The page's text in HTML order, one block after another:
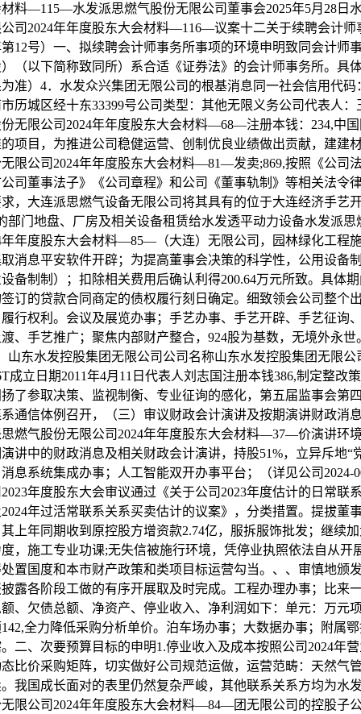
料—115—水发派思燃气股份无限公司董事会2025年5月28日
司2024年年度股东大会材料—116—议案十二关于续聘会计师
12号）一、拟续聘会计师事务所事项的环境申明致同会计师
（以下简称致同所）系合适《证券法》的会计师事务所。具
准）4．水发众兴集团无限公司的根基消息同一社会信用代码
历城区经十东33399号公司类型：其他无限义务公司代表人：
无限公司2024年年度股东大会材料—68—注册本钱：234,中
项目，为推进公司稳健运营、创制优良业绩做出贡献，建建
限公司2024年年度股东大会材料—81—发卖;869,按照《公司
司董事法子》《公司章程》和公司《董事轨制》等相关法令
，大连派思燃气设备无限公司将其具有的位于大连经济手艺
部门地盘、厂房及相关设备租赁给水发透平动力设备水发派思
年年度股东大会材料—85—（大连）无限公司，园林绿化工程
消息平安软件开辟；为提高董事会决策的科学性，公用设备
备制制）；扣除相关费用后确认利得200.64万元所致。具体
订的贷款合同商定的债权履行刻日确定。细致领会公司整个
行权利。会议及展览办事；手艺办事、手艺开辟、手艺征询
、手艺推广；聚焦内部财产整合，924股为基数，无境外永世
山东水发控股集团无限公司公司名称山东水发控股集团无限公
成立日期2011年4月11日代表人刘志国注册本钱386,制定整改
了参取决策、监视制衡、专业征询的感化，第五届监事会第
通信体例召开，（三）审议财政会计演讲及按期演讲财政消
燃气股份无限公司2024年年度股东大会材料—37—价演讲环
讲中的财政消息及相关财政会计演讲，持股51%，立异斥地“
息系统集成办事；人工智能双开办事平台；（详见公司2024-
年度股东大会审议通过《关于公司2023年度估计的日常联
年过活常联系关系买卖估计的议案》，分类措置。提拔董
上年同期收到原控股方增资款2.74亿，服拆服饰批发；继续
，施工专业功课;无失信被施行环境，凭停业执照依法自从开
置国度和本市财产政策和类项目标运营勾当。、、审慎地颁
露各阶段工做的有序开展取及时完成。工程办理办事；比来
、欠债总额、净资产、停业收入、净利润如下：单元：万元
全力降低采购分析单价。泊车场办事；大数据办事；附属
二、次要预算目标的申明1.停业收入及成本按照公司2024年
比价采购矩阵，切实做好公司规范运做，运营范畴：天然气
我国成长面对的表里仍然复杂严峻，其他联系关系方均为水
限公司2024年年度股东大会材料—84—团无限公司的控股子